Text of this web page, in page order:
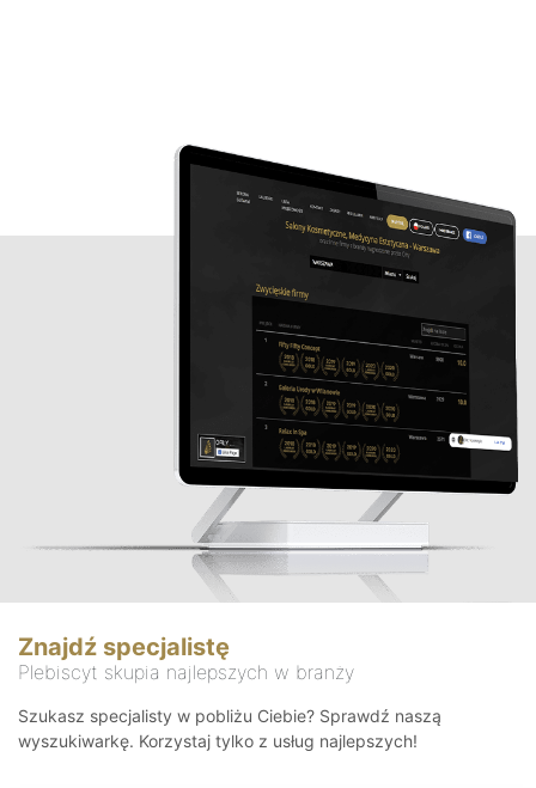
Znajdź specjalistę
Plebiscyt skupia najlepszych w branży
Szukasz specjalisty w pobliżu Ciebie? Sprawdź naszą
wyszukiwarkę. Korzystaj tylko z usług najlepszych!